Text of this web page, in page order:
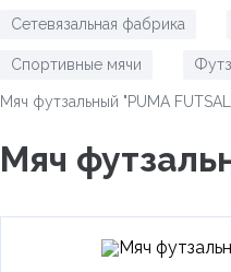
Сетевязальная фабрика
Спортивные мячи
Мяч футзальный "PUMA FUTSAL
Мяч